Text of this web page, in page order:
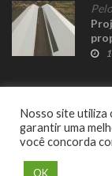
Nosso site utiliza
garantir uma
você concorda
OK